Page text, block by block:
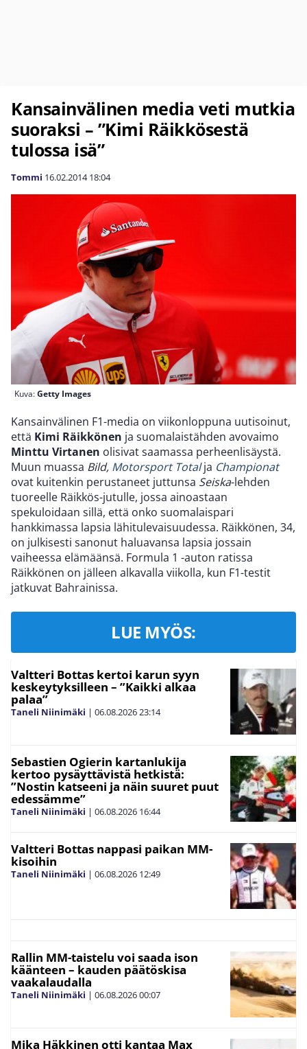
Kansainvälinen media veti mutkia
suoraksi – ”Kimi Räikkösestä
tulossa isä”
Tommi 16.02.2014 18:04
Kuva:Getty Images
Kansainvälinen F1-media on viikonloppuna uutisoinut,
että Kimi Räikkönen ja suomalaistähden avovaimo
Minttu Virtanen olisivat saamassa perheenlisäystä.
Muun muassa Bild, Motorsport Totalja Championat
ovat kuitenkin perustaneet juttunsa Seiska-lehden
tuoreelle Räikkös-jutulle, jossa ainoastaan
spekuloidaan sillä, että onko suomalaispari
hankkimassa lapsia lähitulevaisuudessa. Räikkönen, 34,
on julkisesti sanonut haluavansa lapsia jossain
vaiheessa elämäänsä. Formula 1 -auton ratissa
Räikkönen on jälleen alkavalla viikolla, kun F1-testit
jatkuvat Bahrainissa.
LUE MYÖS:
Valtteri Bottas kertoi karun syyn
keskeytyksilleen – ”Kaikki alkaa
palaa”
Taneli Niinimäki | 06.08.202623:14
Sebastien Ogierin kartanlukija
kertoo pysäyttävistä hetkistä:
”Nostin katseeni ja näin suuret puut
edessämme”
Taneli Niinimäki | 06.08.2026 16:44
Valtteri Bottas nappasi paikan MM-
kisoihin
Taneli Niinimäki | 06.08.2026 12:49
Rallin MM-taistelu voi saada ison
käänteen – kauden päätöskisa
vaakalaudalla
Taneli Niinimäki | 06.08.202600:07
Mika Häkkinen otti kantaa Max